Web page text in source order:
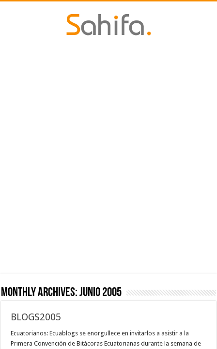
Monthly Archives:junio 2005
BLOGS2005
Ecuatorianos: Ecuablogs se enorgullece en invitarlos a asistir a la
Primera Convención de Bitácoras Ecuatorianas durante la semana de